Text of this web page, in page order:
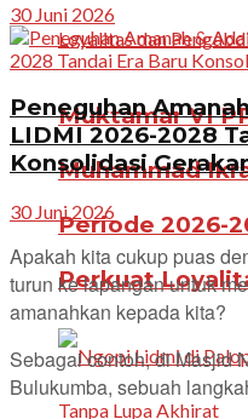
Muktamar VI
Muhammad
Periode 2026-
Perkuat
30 Juni 2026
Peneguhan
LIDMI 2026-2028
Konsolidasi
30 Juni 2026
Apakah kita cukup puas
turun ke lapangan untuk
amanahkan kepada kita?
Sebagai contoh, di Masjid
Bulukumba, sebuah